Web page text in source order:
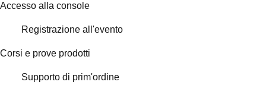
Accesso alla console
Registrazione all'evento
Corsi e prove prodotti
Supporto di prim'ordine